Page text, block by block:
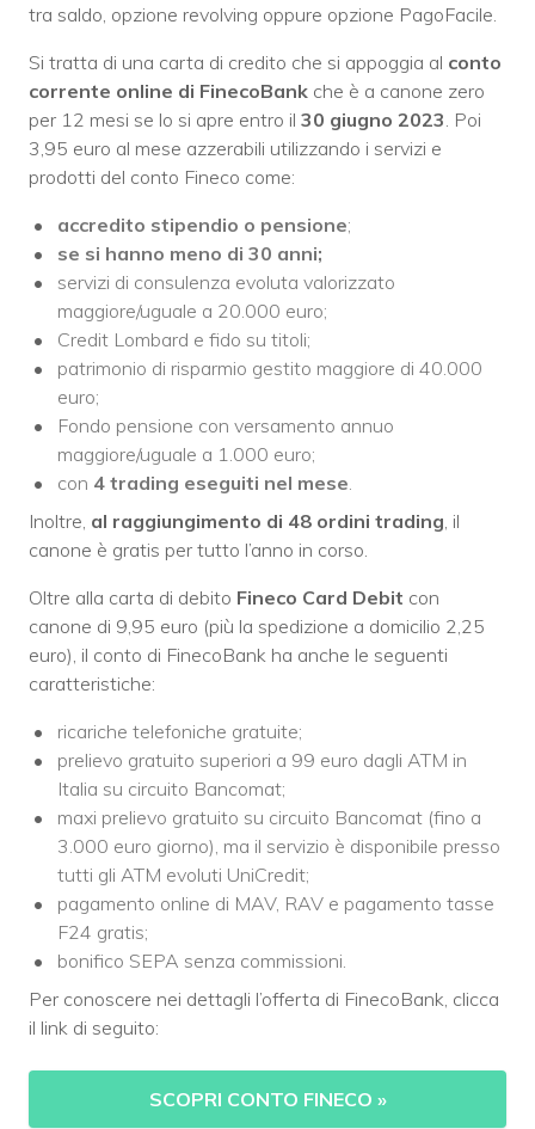
tra saldo, opzione revolving oppure opzione PagoFacile.
Si tratta di una carta di credito che si appoggia al conto
corrente online di FinecoBank che è a canone zero
per 12 mesi se lo si apre entro il 30 giugno 2023 . Poi
3,95 euro al mese azzerabili utilizzando i servizi e
prodotti del conto Fineco come:
accredito stipendio o pensione;
se si hanno meno di 30 anni;
servizi di consulenza evoluta valorizzato
maggiore/uguale a 20.000 euro;
Credit Lombard e fido su titoli;
patrimonio di risparmio gestito maggiore di 40.000
euro;
Fondo pensione con versamento annuo
maggiore/uguale a 1.000 euro;
con 4 trading eseguiti nel mese
Inoltre, al raggiungimento di 48 ordini trading , il
canone è gratis per tutto l’anno in corso.
Oltre alla carta di debito Fineco Card Debit con
canone di 9,95 euro (più la spedizione a domicilio 2,25
euro), il conto di FinecoBank ha anche le seguenti
caratteristiche:
ricariche telefoniche gratuite;
prelievo gratuito superiori a 99 euro dagli ATM in
Italia su circuito Bancomat;
maxi prelievo gratuito su circuito Bancomat (fino a
3.000 euro giorno), ma il servizio è disponibile presso
tutti gli ATM evoluti UniCredit;
pagamento online di MAV, RAV e pagamento tasse
F24 gratis;
bonifico SEPA senza commissioni.
Per conoscere nei dettagli l’offerta di FinecoBank, clicca
il link di seguito:
SCOPRI CONTO FINECO »